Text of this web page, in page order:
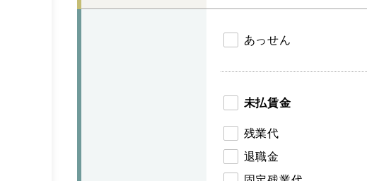
あっせん
未払賃金
残業代
退職金